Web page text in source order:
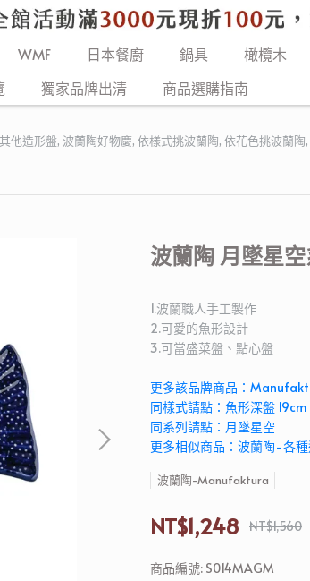
WMF 日本餐廚 鍋具 橄欖木
獨家品牌出清 商品選購指南
他造形盤, 波蘭陶好物慶, 依樣式挑波蘭陶, 依花色挑波蘭陶,
波蘭陶 月墜星
1.波蘭職人手工製作
2.可愛的魚形設計
3.可當盛菜盤、點心盤
更多該品牌商品：
同樣式請點：魚形深盤 19cm
同系列請點：月墜星空
更多相似商品：波蘭陶-各
波蘭陶-Manufaktura
NT$1,248 NT$1,560
商品編號: S014MAGM